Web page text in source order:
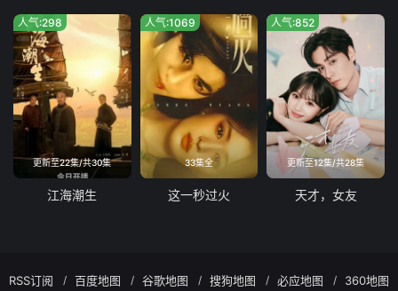
更新至22集/共30集
人气:298
江海潮生
33集全
人气:1069
这一秒过火
更新至12集/共28集
人气:852
天才，女友
RSS订阅 百度地图 谷歌地图 搜狗地图 必应地图 360地图